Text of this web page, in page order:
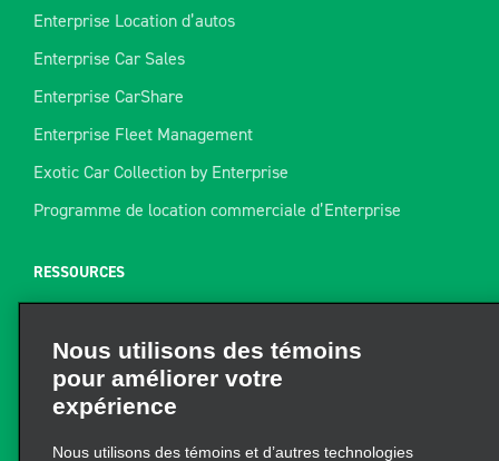
Enterprise Location d’autos
Enterprise Car Sales
Enterprise CarShare
Enterprise Fleet Management
Exotic Car Collection by Enterprise
Programme de location commerciale d’Enterprise
RESSOURCES
Plan du site
Guide de remorquage
Nous utilisons des témoins
pour améliorer votre
expérience
Nous utilisons des témoins et d’autres technologies